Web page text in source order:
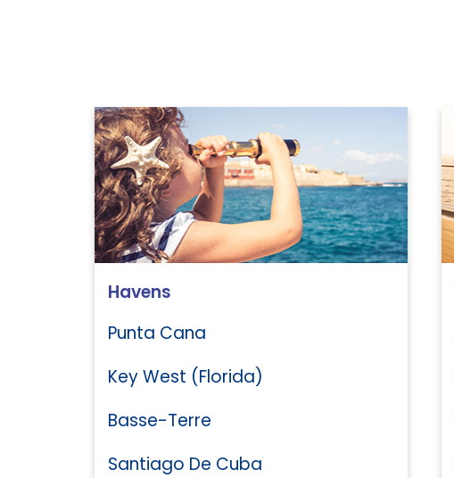
Havens
Punta Cana
Key West (Florida)
Basse-Terre
Santiago De Cuba